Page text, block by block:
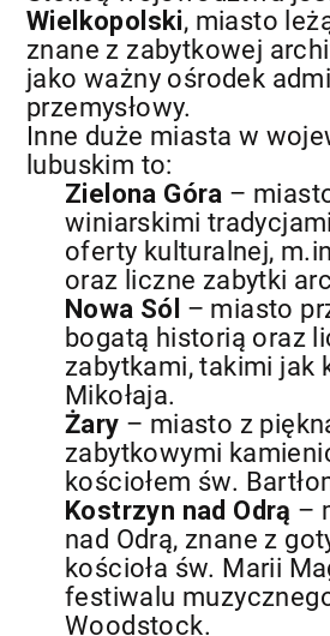
Wielkopolski, miasto
znane z zabytkowej
jako ważny ośrodek
przemysłowy.
Inne duże miasta w
lubuskim to:
Zielona Góra –
winiarskimi
oferty kulturalnej,
oraz liczne zabytki
Nowa Sól – miasto
bogatą historią oraz
zabytkami, takimi jak
Mikołaja.
Żary – miasto z
zabytkowymi
kościołem św.
Kostrzyn nad Odrą –
nad Odrą, znane z
kościoła św. Marii
festiwalu
Woodstock.